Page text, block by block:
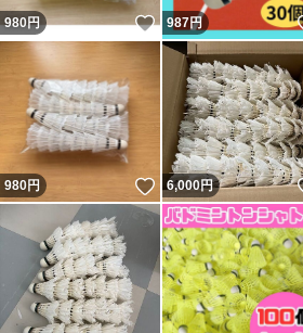
980円 いいね！
987円
980円 いいね！
6,000円